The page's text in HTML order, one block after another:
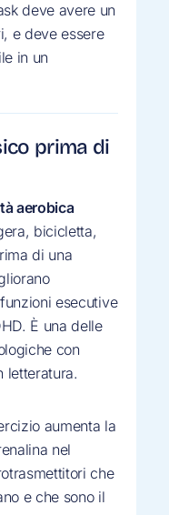
deve avere un
e deve essere
in un
prima di
aerobica
bicicletta,
di una
esecutive
È una delle
con
letteratura.
aumenta la
nel
che
e che sono il